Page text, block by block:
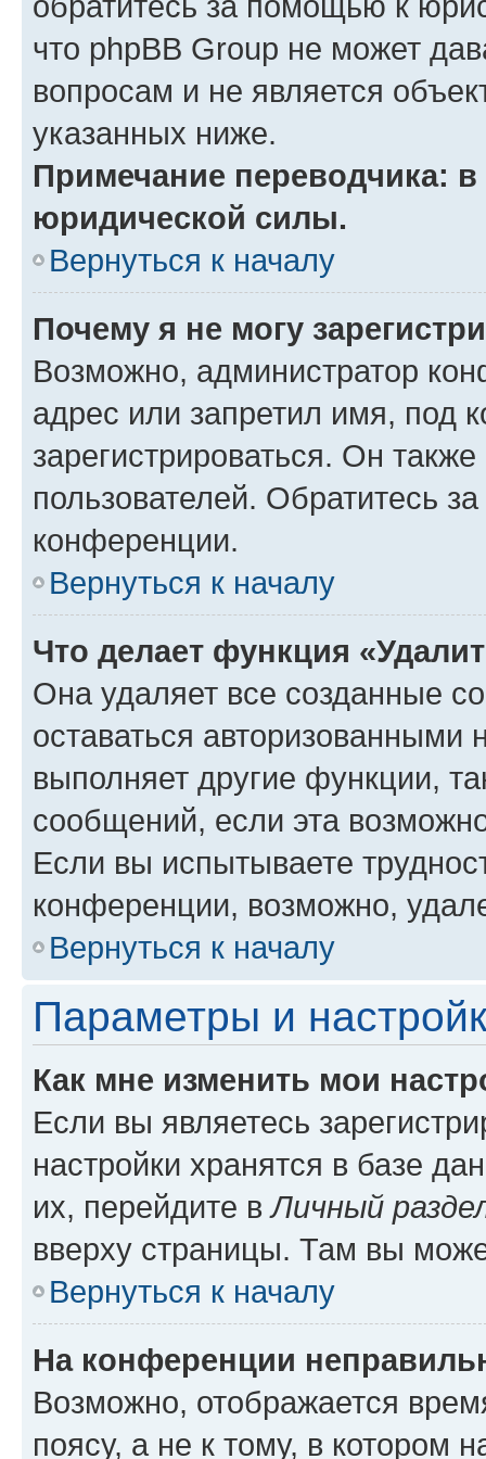
что phpBB Group не может
вопросам и не является
указанных ниже.
Примечание переводчика:
юридической силы.
Вернуться к началу
Почему я не могу
Возможно, администратор
адрес или запретил имя, под
зарегистрироваться. Он
пользователей. Обратитесь
конференции.
Вернуться к началу
Что делает функция
Она удаляет все созданные
оставаться авторизованными
выполняет другие функции,
сообщений, если эта
Если вы испытываете
конференции, возможно,
Вернуться к началу
Параметры и
Как мне изменить мои
Если вы являетесь
настройки хранятся в базе
их, перейдите вЛичный
вверху страницы. Там вы
Вернуться к началу
На конференции
Возможно, отображается
поясу, а не к тому, в котором